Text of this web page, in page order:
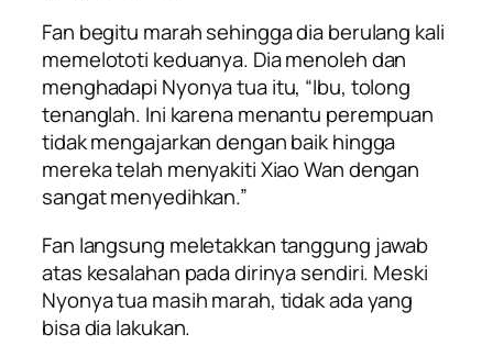
Fan begitu marah sehingga dia berulang kali
memelototi keduanya. Dia menoleh dan
menghadapi Nyonya tua itu, “Ibu, tolong
tenanglah. Ini karena menantu perempuan
tidak mengajarkan dengan baik hingga
mereka telah menyakiti Xiao Wan dengan
sangat menyedihkan.”
Fan langsung meletakkan tanggung jawab
atas kesalahan pada dirinya sendiri. Meski
Nyonya tua masih marah, tidak ada yang
bisa dia lakukan.